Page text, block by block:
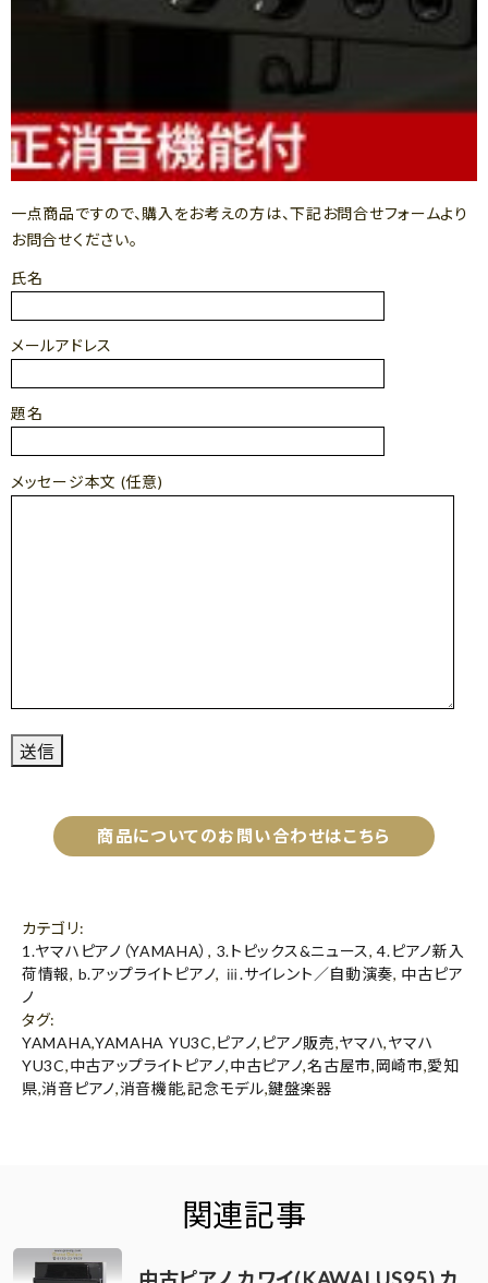
一点商品ですので、購入をお考えの方は、下記お問合せフォームより
お問合せください。
氏名
メールアドレス
題名
メッセージ本文 (任意)
商品についてのお問い合わせはこちら
カテゴリ:
1.ヤマハピアノ（YAMAHA）, 3.トピックス&ニュース,4.ピアノ新入
荷情報, b.アップライトピアノ, ⅲ.サイレント／自動演奏, 中古ピア
ノ
タグ:
YAMAHA,YAMAHA YU3C,ピアノ, ピアノ販売,ヤマハ,ヤマハ
YU3C,中古アップライトピアノ,中古ピアノ,名古屋市,岡崎市,愛知
県,消音ピアノ,消音機能,記念モデル,鍵盤楽器
関連記事